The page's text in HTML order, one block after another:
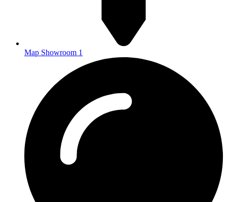
Map Showroom 1